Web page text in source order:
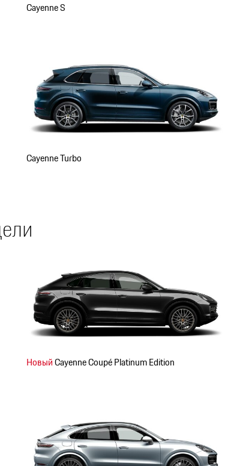
Cayenne S
Cayenne Turbo
НовыйCayenne Coupé Platinum Edition